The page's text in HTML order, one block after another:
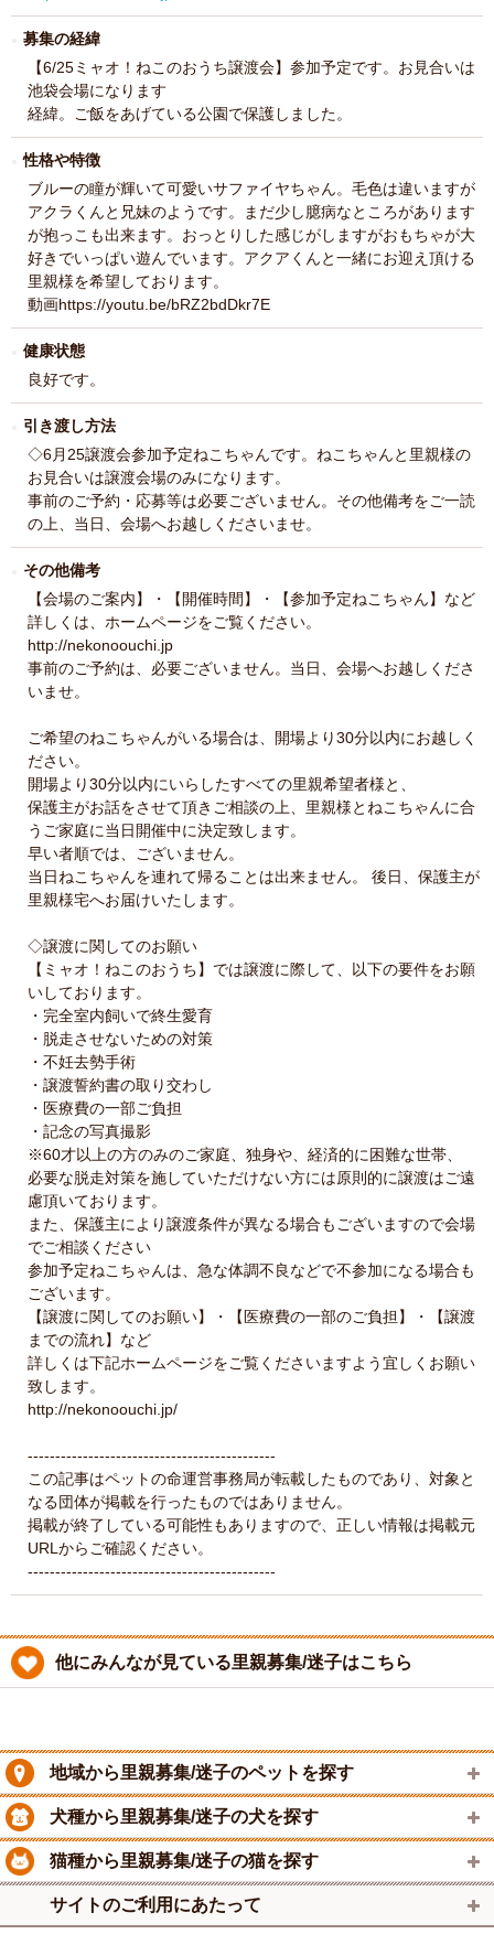
募集の経緯
【6/25ミャオ！ねこのおうち譲渡会】参加予定です。お見合いは
池袋会場になります
経緯。ご飯をあげている公園で保護しました。
性格や特徴
ブルーの瞳が輝いて可愛いサファイヤちゃん。毛色は違いますが
アクラくんと兄妹のようです。まだ少し臆病なところがあります
が抱っこも出来ます。おっとりした感じがしますがおもちゃが大
好きでいっぱい遊んでいます。アクアくんと一緒にお迎え頂ける
里親様を希望しております。
動画https://youtu.be/bRZ2bdDkr7E
健康状態
良好です。
引き渡し方法
◇6月25譲渡会参加予定ねこちゃんです。ねこちゃんと里親様の
お見合いは譲渡会場のみになります。
事前のご予約・応募等は必要ございません。その他備考をご一読
の上、当日、会場へお越しくださいませ。
その他備考
【会場のご案内】・【開催時間】・【参加予定ねこちゃん】など
詳しくは、ホームページをご覧ください。
http://nekonoouchi.jp
事前のご予約は、必要ございません。当日、会場へお越しくださ
いませ。
ご希望のねこちゃんがいる場合は、開場より30分以内にお越しく
ださい。
開場より30分以内にいらしたすべての里親希望者様と、
保護主がお話をさせて頂きご相談の上、里親様とねこちゃんに合
うご家庭に当日開催中に決定致します。
早い者順では、ございません。
当日ねこちゃんを連れて帰ることは出来ません。 後日、保護主が
里親様宅へお届けいたします。
◇譲渡に関してのお願い
【ミャオ！ねこのおうち】では譲渡に際して、以下の要件をお願
いしております。
・完全室内飼いで終生愛育
・脱走させないための対策
・不妊去勢手術
・譲渡誓約書の取り交わし
・医療費の一部ご負担
・記念の写真撮影
※60才以上の方のみのご家庭、独身や、経済的に困難な世帯、
必要な脱走対策を施していただけない方には原則的に譲渡はご遠
慮頂いております。
また、保護主により譲渡条件が異なる場合もございますので会場
でご相談ください
参加予定ねこちゃんは、急な体調不良などで不参加になる場合も
ございます。
【譲渡に関してのお願い】・【医療費の一部のご負担】・【譲渡
までの流れ】など
詳しくは下記ホームページをご覧くださいますよう宜しくお願い
致します。
http://nekonoouchi.jp/
---------------------------------------------
この記事はペットの命運営事務局が転載したものであり、対象と
なる団体が掲載を行ったものではありません。
掲載が終了している可能性もありますので、正しい情報は掲載元
URLからご確認ください。
---------------------------------------------
他にみんなが見ている里親募集/迷子はこちら
地域から里親募集/迷子のペットを探す
犬種から里親募集/迷子の犬を探す
猫種から里親募集/迷子の猫を探す
サイトのご利用にあたって